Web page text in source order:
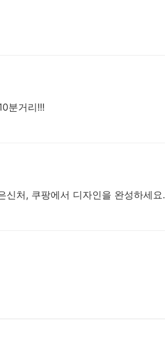
분거리!!!
처, 쿠팡에서 디자인을 완성하세요.